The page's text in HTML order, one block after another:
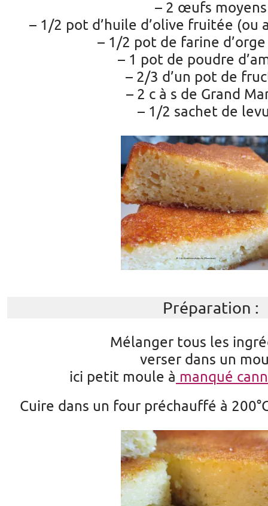
– 2 œufs moyens
– 1/2 pot d’huile d’olive fruitée (ou
– 1/2 pot de farine
– 1 pot de poudre
– 2/3 d’un pot de
– 2 c à s de Grand
– 1/2 sachet de
Préparation :
Mélanger tous les
verser dans un
ici petit moule à manqué
Cuire dans un four préchauffé à